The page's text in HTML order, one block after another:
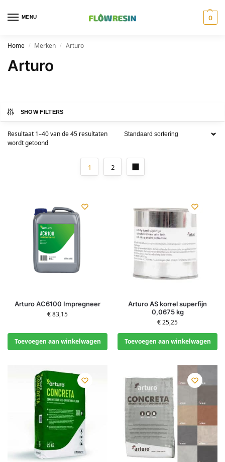
MENU 0
Home / Merken / Arturo
Arturo
SHOW FILTERS
Resultaat 1–40 van de 45 resultaten
wordt getoond
1 2
Arturo AC6100 Impregneer
€83,15
Toevoegen aan winkelwagen
Arturo AS korrel superfijn
0,0675 kg
€25,25
Toevoegen aan winkelwagen